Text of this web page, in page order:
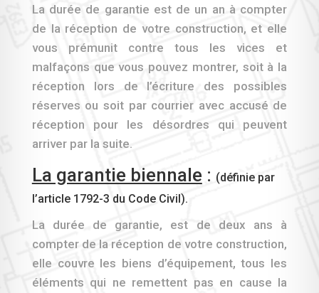
La durée de garantie est de un an à compter
de la réception de votre construction, et elle
vous prémunit contre tous les vices et
malfaçons que vous pouvez montrer, soit à la
réception lors de l’écriture des possibles
réserves ou soit par courrier avec accusé de
réception pour les désordres qui peuvent
arriver par la suite.
La garantie biennale : (définie par
l’article 1792-3 du Code Civil).
La durée de garantie, est de deux ans à
compter de la réception de votre construction,
elle couvre les biens d’équipement, tous les
éléments qui ne remettent pas en cause la